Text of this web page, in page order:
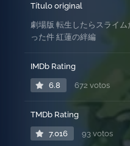
Título original
劇場版 転生したらスライム
った件 紅蓮の絆編
IMDb Rating
6.8 672 votos
TMDb Rating
7.016 93 votos